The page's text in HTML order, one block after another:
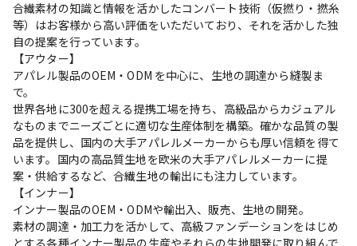
合繊素材の知識と情報を活かしたコンバート技術（仮撚り・撚糸
等）はお客様から高い評価をいただいており、それを活かした独
自の提案を行っています。
【アウター】
アパレル製品のOEM・ODM を中心に、生地の調達から縫製ま
で。
世界各地に300を超える提携工場を持ち、高級品からカジュアル
なものまでニーズごとに適切な生産体制を構築。確かな品質の製
品を提供し、国内の大手アパレルメーカーからも厚い信頼を得て
います。国内の高品質生地を欧米の大手アパレルメーカーに提
案・供給するなど、合繊生地の輸出にも注力しています。
【インナー】
インナー製品のOEM・ODMや輸出入、販売、生地の開発。
素材の調達・加工力を活かして、高級ファンデーションをはじめ
とする各種インナー製品の生産やそれらの生地開発に取り組んで